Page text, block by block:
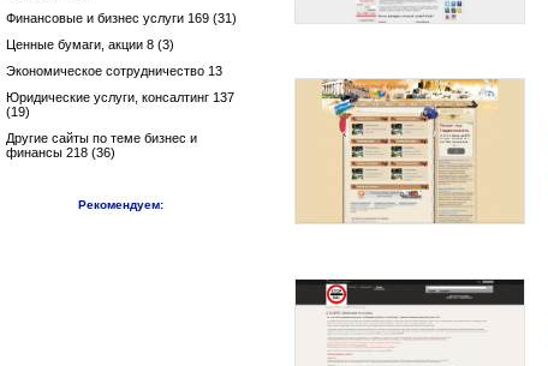
Финансовые и бизнес услуги 169 (31)
Ценные бумаги, акции 8 (3)
Экономическое сотрудничество 13
Юридические услуги, консалтинг 137
(19)
Другие сайты по теме бизнес и
финансы 218 (36)
Рекомендуем: